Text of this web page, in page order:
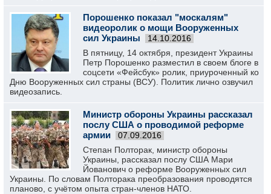
Порошенко показал "москалям"
видеоролик о мощи Вооруженных
сил Украины
14.10.2016
В пятницу, 14 октября, президент Украины
Петр Порошенко разместил в своем блоге в
соцсети «Фейсбук» ролик, приуроченный ко
Дню Вооруженных сил страны (ВСУ). Политик лично озвучил
видеозапись.
Министр обороны Украины рассказал
послу США о проводимой реформе
армии
07.09.2016
Степан Полторак, министр обороны
Украины, рассказал послу США Мари
Йованович о реформе Вооруженных сил
Украины. По словам Полторака преобразования проводятся
планово, с учётом опыта стран-членов НАТО.